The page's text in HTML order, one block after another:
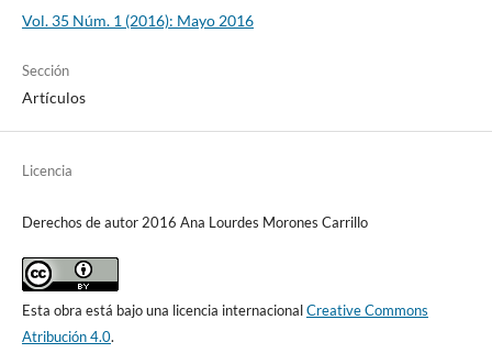
Vol. 35 Núm. 1 (2016): Mayo 2016
Sección
Artículos
Licencia
Derechos de autor 2016 Ana Lourdes Morones Carrillo
Esta obra está bajo una licencia internacionalCreative Commons
Atribución 4.0.